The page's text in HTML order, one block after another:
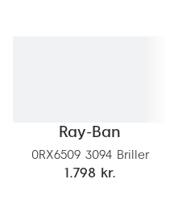
Ray-Ban
0RX6509 3094 Briller
1.798 kr.